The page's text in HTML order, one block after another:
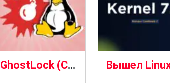
GhostLock (CVE-2026-43499): новая опасная уязвимость ядра Linux и риск локального получения root-доступа